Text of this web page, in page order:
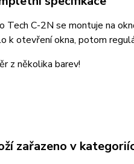
Tech C-2N se montuje na
k otevření okna, potom
z několika barev!
zařazeno v